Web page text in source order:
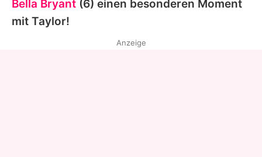
Bella Bryant (6) einen besonderen Moment
mit Taylor!
Anzeige